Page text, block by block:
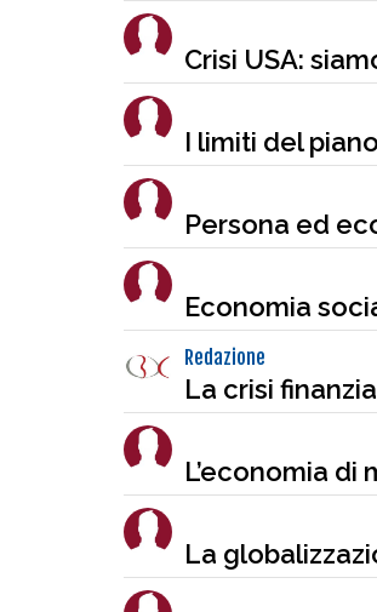
Crisi USA:
I limiti del
Persona ed
Economia
Redazione
La crisi
L’economia di
La